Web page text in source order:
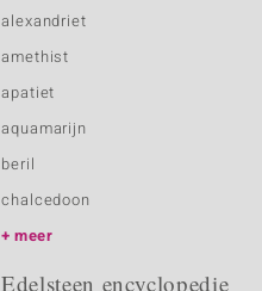
alexandriet
amethist
apatiet
aquamarijn
beril
chalcedoon
meer
Edelsteen encyclopedie